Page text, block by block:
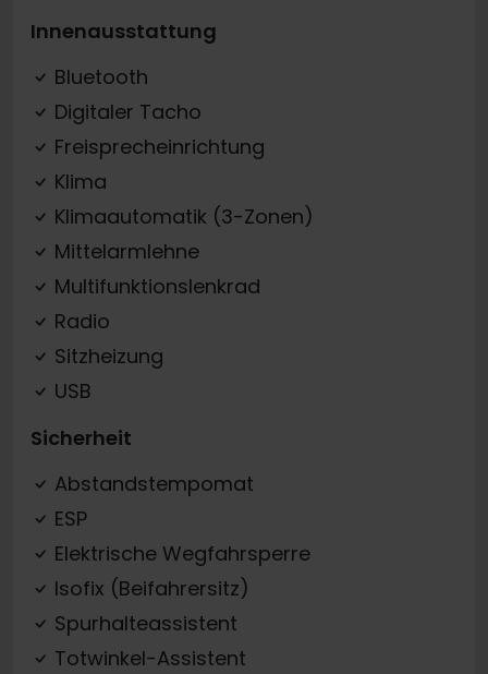
Innenausstattung
Bluetooth
Digitaler Tacho
Freisprecheinrichtung
Klima
Klimaautomatik (3-Zonen)
Mittelarmlehne
Multifunktionslenkrad
Radio
Sitzheizung
USB
Sicherheit
Abstandstempomat
ESP
Elektrische Wegfahrsperre
Isofix (Beifahrersitz)
Spurhalteassistent
Totwinkel-Assistent